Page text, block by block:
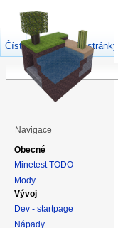
Číst Zdrojový kód stránky
Navigace
Obecné
Minetest TODO
Mody
Vývoj
Dev - startpage
Nápady